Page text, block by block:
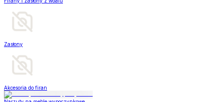
Zasłony
Akcesoria do firan